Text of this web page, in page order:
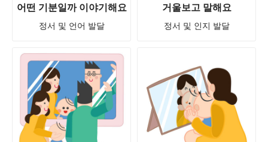
어떤 기분일까 이야기해요
정서 및 언어 발달
거울보고 말해요
정서 및 인지 발달